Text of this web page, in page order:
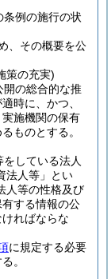
例の施行の状
、その概要を公
策の充実)
の総合的な推
時に、かつ、
施機関の保有
ものとする。
している法人
法人等」とい
人等の性格及び
する情報の公
ればならな
に規定する必要
。